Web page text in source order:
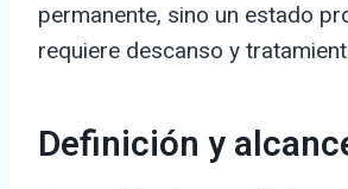
permanente, sino un estado
requiere descanso y
Definición y